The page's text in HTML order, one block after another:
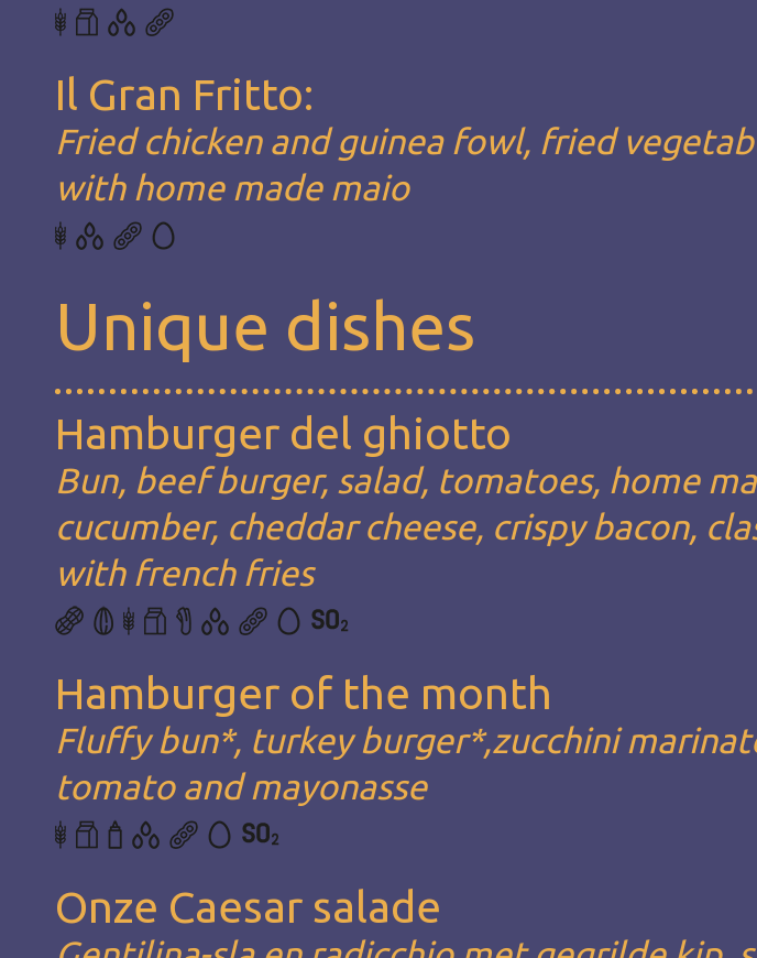
Il Gran Fritto:
Fried chicken and guinea fowl, fried
with home made maio
Unique dishes
Hamburger del ghiotto
Bun, beef burger, salad, tomatoes, home
cucumber, cheddar cheese, crispy bacon,
with french fries
Hamburger of the month
Fluffy bun*, turkey burger*,zucchini
tomato and mayonasse
Onze Caesar salade